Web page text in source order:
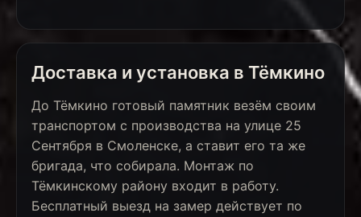
Доставка и установка в Тёмкино
До Тёмкино готовый памятник везём своим
транспортом с производства на улице 25
Сентября в Смоленске, а ставит его та же
бригада, что собирала. Монтаж по
Тёмкинскому району входит в работу.
Бесплатный выезд на замер действует по